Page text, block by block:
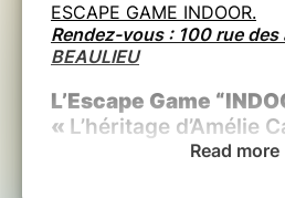
ESCAPE GAME INDOOR.
Rendez-vous : 100 rue
BEAULIEU
L’Escape Game
« L’héritage d’Amélie
Read more